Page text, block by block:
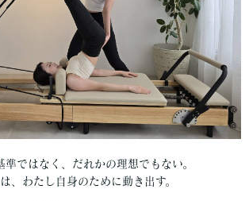
準ではなく、だれかの理想でもない。
、わたし自身のために動き出す。